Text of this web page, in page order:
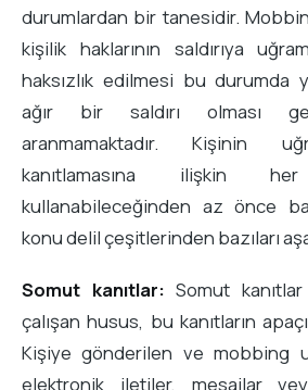
durumlardan bir tanesidir.
kişilik haklarının saldırıya
haksızlık edilmesi bu durumda
ağır bir saldırı olması
aranmamaktadır. Kişinin
kanıtlamasına ilişkin
kullanabileceğinden az önce
konu delil çeşitlerinden bazıları
Somut kanıtlar:Somut
çalışan husus, bu kanıtların
Kişiye gönderilen ve mobbing
elektronik iletiler, mesajlar